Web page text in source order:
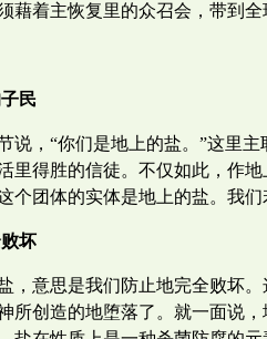
藉着主恢复里的众召会，带到全
民
说，“你们是地上的盐。”这里
里得胜的信徒。不仅如此，作
个团体的实体是地上的盐。我
坏
，意思是我们防止地完全败坏
所创造的地堕落了。就一面说